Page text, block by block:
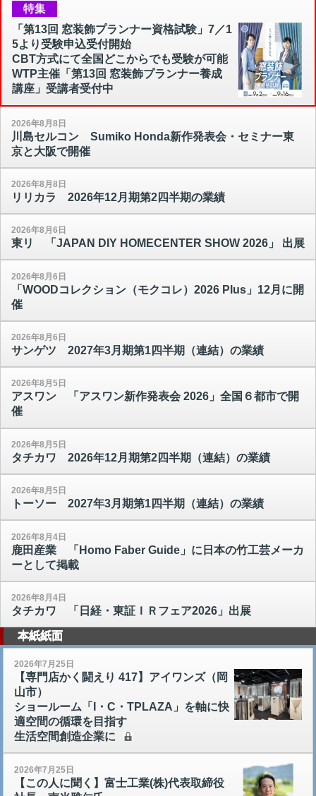
特集
「第13回 窓装飾プランナー資格試験」7／1
5より受験申込受付開始
CBT方式にて全国どこからでも受験が可能
WTP主催「第13回 窓装飾プランナー養成
講座」受講者受付中
2026年8月8日
川島セルコン Sumiko Honda新作発表会・セミナー東
京と大阪で開催
2026年8月8日
リリカラ 2026年12月期第2四半期の業績
2026年8月6日
東リ 「JAPAN DIY HOMECENTER SHOW 2026」 出展
2026年8月6日
「WOODコレクション（モクコレ）2026 Plus」12月に開
催
2026年8月6日
サンゲツ 2027年3月期第1四半期（連結）の業績
2026年8月5日
アスワン 「アスワン新作発表会 2026」全国６都市で開
催
2026年8月5日
タチカワ 2026年12月期第2四半期（連結）の業績
2026年8月5日
トーソー 2027年3月期第1四半期（連結）の業績
2026年8月4日
鹿田産業 「Homo Faber Guide」に日本の竹工芸メーカ
ーとして掲載
2026年8月4日
タチカワ 「日経・東証ＩＲフェア2026」出展
本紙紙面
2026年7月25日
【専門店かく闘えり 417】アイワンズ（岡
山市）
ショールーム「I・C・TPLAZA」を軸に快
適空間の循環を目指す
生活空間創造企業に
2026年7月25日
【この人に聞く】富士工業(株)代表取締役